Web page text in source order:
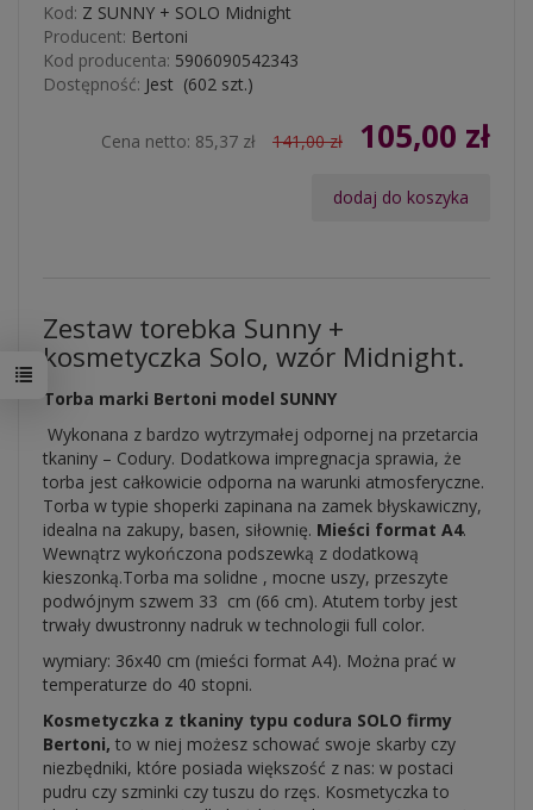
Kod: Z SUNNY + SOLO Midnight
Producent: Bertoni
Kod producenta: 5906090542343
Dostępność: Jest (602 szt.)
Cena netto: 85,37 zł 141,00 zł 105,00 zł
dodaj do koszyka
Zestaw torebka Sunny +
kosmetyczka Solo, wzór Midnight.
Torba marki Bertoni model SUNNY
Wykonana z bardzo wytrzymałej odpornej na przetarcia
tkaniny – Codury. Dodatkowa impregnacja sprawia, że
torba jest całkowicie odporna na warunki atmosferyczne.
Torba w typie shoperki zapinana na zamek błyskawiczny,
idealna na zakupy, basen, siłownię. Mieści format A4.
Wewnątrz wykończona podszewką z dodatkową
kieszonką.Torba ma solidne , mocne uszy, przeszyte
podwójnym szwem 33 cm (66 cm). Atutem torby jest
trwały dwustronny nadruk w technologii full color.
wymiary: 36x40 cm (mieści format A4). Można prać w
temperaturze do 40 stopni.
Kosmetyczka z tkaniny typu codura SOLO firmy
Bertoni, to w niej możesz schować swoje skarby czy
niezbędniki, które posiada większość z nas: w postaci
pudru czy szminki czy tuszu do rzęs. Kosmetyczka to